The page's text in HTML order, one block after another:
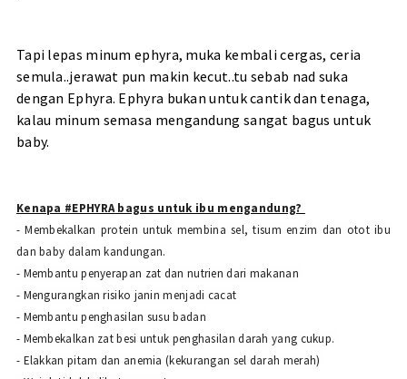
Tapi lepas minum ephyra, muka kembali cergas, ceria
semula..jerawat pun makin kecut..tu sebab nad suka
dengan Ephyra. Ephyra bukan untuk cantik dan tenaga,
kalau minum semasa mengandung sangat bagus untuk
baby.
Kenapa #EPHYRA bagus untuk ibu mengandung?
- Membekalkan protein untuk membina sel, tisum enzim dan otot ibu
dan baby dalam kandungan.
- Membantu penyerapan zat dan nutrien dari makanan
- Mengurangkan risiko janin menjadi cacat
- Membantu penghasilan susu badan
- Membekalkan zat besi untuk penghasilan darah yang cukup.
- Elakkan pitam dan anemia (kekurangan sel darah merah)